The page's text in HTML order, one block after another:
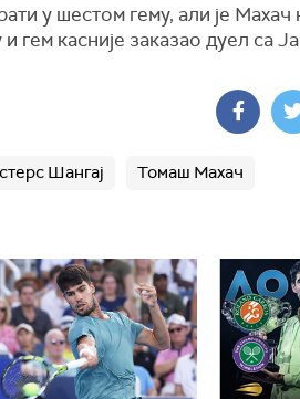
у шестом гему, али је
и гем касније заказао дуел са
Шангај Томаш Махач